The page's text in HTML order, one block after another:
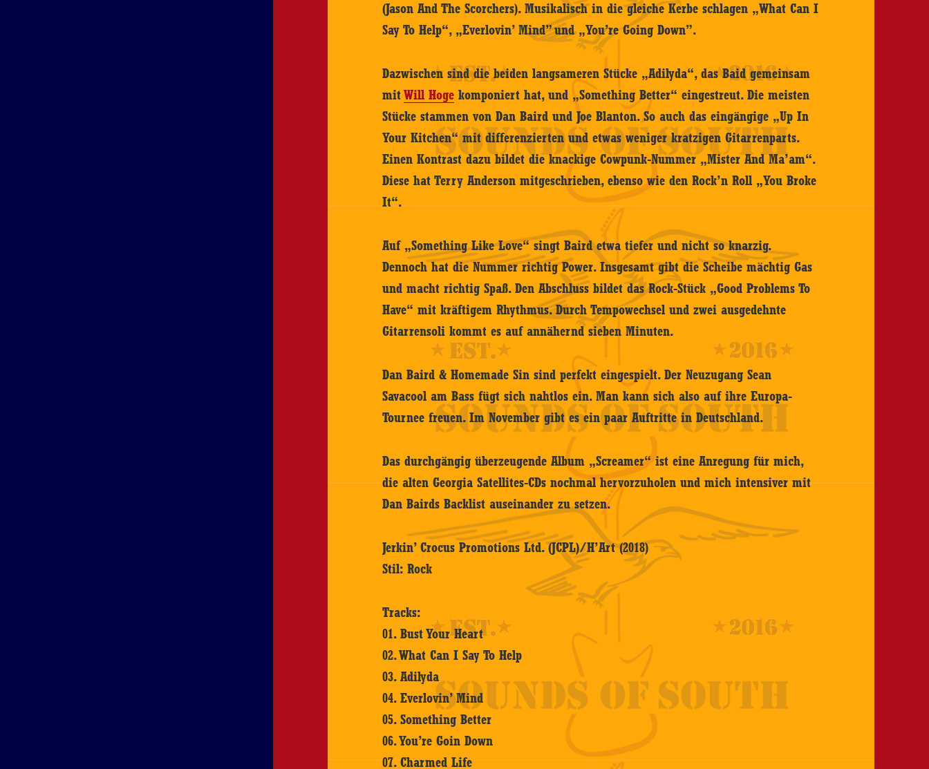
(Jason And The Scorchers). Musikalisch in die gleiche Kerbe schlagen „What Can I
Say To Help“, „Everlovin’ Mind” und „You’re Going Down”.
Dazwischen sind die beiden langsameren Stücke „Adilyda“, das Baid gemeinsam
mitWill Hoge komponiert hat, und „Something Better“ eingestreut. Die meisten
Stücke stammen von Dan Baird und Joe Blanton. So auch das eingängige „Up In
Your Kitchen“ mit differenzierten und etwas weniger kratzigen Gitarrenparts.
Einen Kontrast dazu bildet die knackige Cowpunk-Nummer „Mister And Ma’am“.
Diese hat Terry Anderson mitgeschrieben, ebenso wie den Rock’n Roll „You Broke
It“.
Auf „Something Like Love“ singt Baird etwa tiefer und nicht so knarzig.
Dennoch hat die Nummer richtig Power. Insgesamt gibt die Scheibe mächtig Gas
und macht richtig Spaß. Den Abschluss bildet das Rock-Stück „Good Problems To
Have“ mit kräftigem Rhythmus. Durch Tempowechsel und zwei ausgedehnte
Gitarrensoli kommt es auf annähernd sieben Minuten.
Dan Baird & Homemade Sin sind perfekt eingespielt. Der Neuzugang Sean
Savacool am Bass fügt sich nahtlos ein. Man kann sich also auf ihre Europa-
Tournee freuen. Im November gibt es ein paar Auftritte in Deutschland.
Das durchgängig überzeugende Album „Screamer“ ist eine Anregung für mich,
die alten Georgia Satellites-CDs nochmal hervorzuholen und mich intensiver mit
Dan Bairds Backlist auseinander zu setzen.
Jerkin’ Crocus Promotions Ltd. (JCPL)/H’Art (2018)
Stil: Rock
Tracks:
01. Bust Your Heart
02. What Can I Say To Help
03. Adilyda
04. Everlovin’ Mind
05. Something Better
06. You’re Goin Down
07. Charmed Life